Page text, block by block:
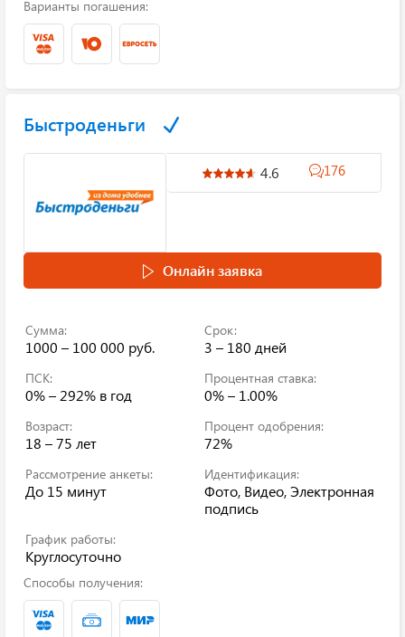
Варианты погашения:
Быстроденьги
4.6 176
Онлайн заявка
Сумма:
1000 – 100 000 руб.
Срок:
3 – 180 дней
ПСК:
0% – 292% в год
Процентная ставка:
0% – 1.00%
Возраст:
18 – 75 лет
Процент одобрения:
72%
Рассмотрение анкеты:
До 15 минут
Идентификация:
Фото, Видео, Электронная
подпись
График работы:
Круглосуточно
Способы получения: